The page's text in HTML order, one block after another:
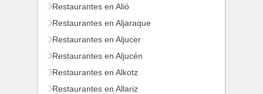
Restaurantes en Alió
Restaurantes en Aljaraque
Restaurantes en Aljucer
Restaurantes en Aljucén
Restaurantes en Alkotz
Restaurantes en Allariz